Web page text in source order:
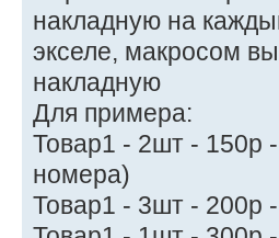
накладную на
экселе, макросом
накладную
Для примера:
Товар1 - 2шт - 150р
номера)
Товар1 - 3шт - 200р